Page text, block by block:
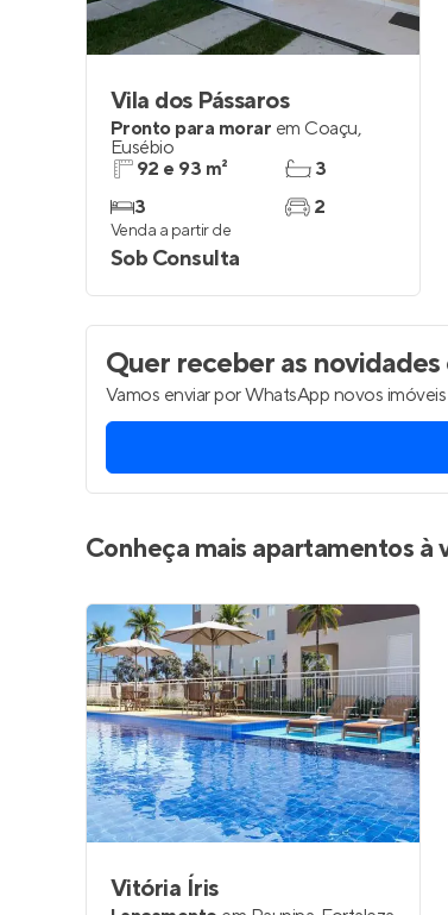
Vila dos Pássaros
Pronto para morar em Coaçu,
Eusébio
92 e 93 m²
3
3
2
Venda a partir de
Sob Consulta
Quer receber as novidades
Vamos enviar por WhatsApp novos
Conheça mais apartamentos à
Vitória Íris